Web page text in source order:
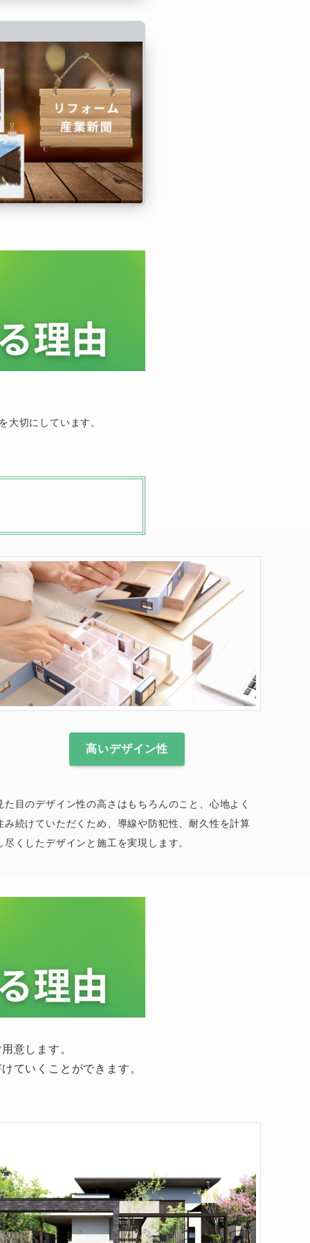
大切にしています。
高いデザイン性
た目のデザイン性の高さはもちろんのこと、心地よく
み続けていただくため、導線や防犯性、耐久性を計算
尽くしたデザインと施工を実現します。
意します。
ていくことができます。